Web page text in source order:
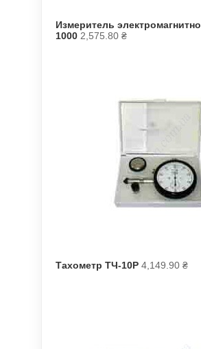
Измеритель
1000 2,575.80 ₴
Тахометр ТЧ-10Р 4,149.90 ₴